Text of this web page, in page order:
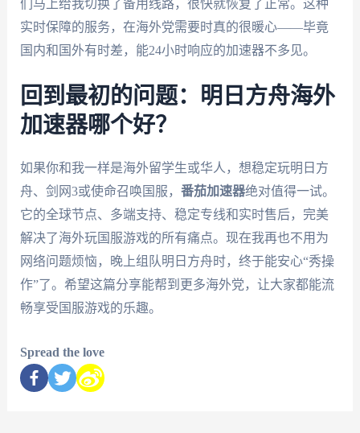
们马上给我切换了备用线路，很快就恢复了正常。这种
实时保障的服务，在海外党需要时真的很暖心——毕竟
国内和国外有时差，能24小时响应的加速器不多见。
回到最初的问题：明日方舟海外
加速器哪个好？
如果你和我一样是海外留学生或华人，想稳定玩明日方
舟、剑网3或使命召唤国服， 番茄加速器绝对值得一试。
它的全球节点、多端支持、稳定专线和实时售后，完美
解决了海外玩国服游戏的所有痛点。现在我再也不用为
网络问题烦恼，晚上组队明日方舟时，终于能安心“秀操
作”了。希望这篇分享能帮到更多海外党，让大家都能流
畅享受国服游戏的乐趣。
Spread the love